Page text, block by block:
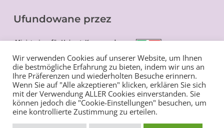
Ufundowane przez
Wir verwenden Cookies auf unserer Website, um Ihnen
die bestmögliche Erfahrung zu bieten, indem wir uns an
Ihre Präferenzen und wiederholten Besuche erinnern.
Wenn Sie auf "Alle akzeptieren" klicken, erklären Sie sich
mit der Verwendung ALLER Cookies einverstanden. Sie
können jedoch die "Cookie-Einstellungen" besuchen, um
eine kontrollierte Zustimmung zu erteilen.